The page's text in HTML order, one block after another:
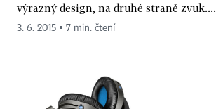
výrazný design, na druhé straně zvuk....
3. 6. 2015 ▪ 7 min. čtení